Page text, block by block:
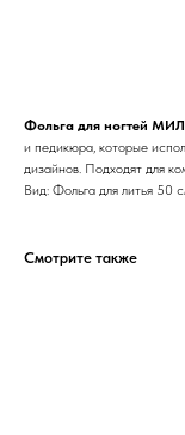
Фольга для ногтей
и педикюра, которые
дизайнов. Подходят для
Вид: Фольга для литья 50
Смотрите также